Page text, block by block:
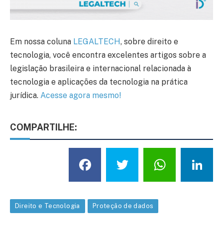
Em nossa coluna LEGALTECH, sobre direito e
tecnologia, você encontra excelentes artigos sobre a
legislação brasileira e internacional relacionada à
tecnologia e aplicações da tecnologia na prática
jurídica. Acesse agora mesmo!
COMPARTILHE:
Facebook
Twitter
Direito e Tecnologia Proteção de dados